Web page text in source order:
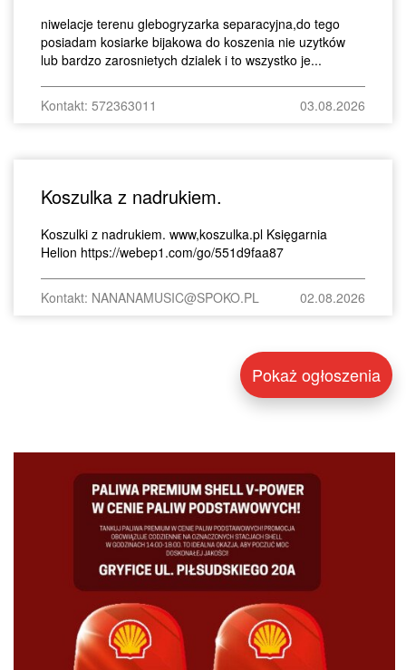
niwelacje terenu glebogryzarka separacyjna,do tego
posiadam kosiarke bijakowa do koszenia nie uzytków
lub bardzo zarosnietych dzialek i to wszystko je...
Kontakt: 572363011 03.08.2026
Koszulka z nadrukiem.
Koszulki z nadrukiem. www,koszulka.pl Księgarnia
Helion https://webep1.com/go/551d9faa87
Kontakt: NANANAMUSIC@SPOKO.PL 02.08.2026
Pokaż ogłoszenia